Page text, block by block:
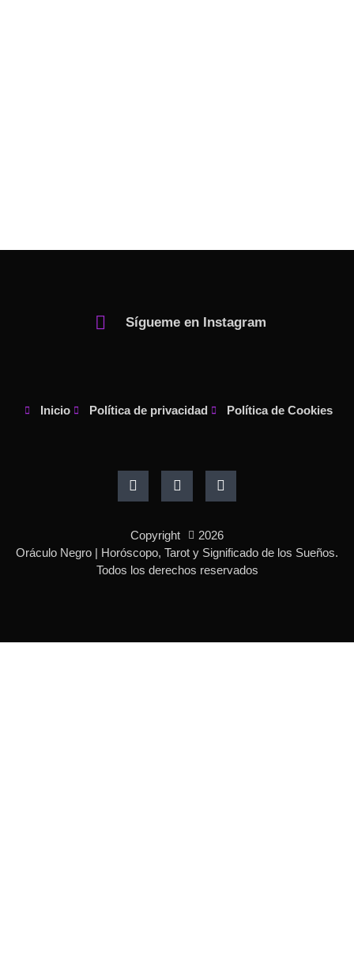
Sígueme en Instagram
Inicio Política de privacidad Política de Cookies
c
e
o
k
-
f
s
t
r
a
m
n
t
e
s
t
-
Copyright
2026
Oráculo Negro | Horóscopo, Tarot y Significado de los Sueños.
Todos los derechos reservados